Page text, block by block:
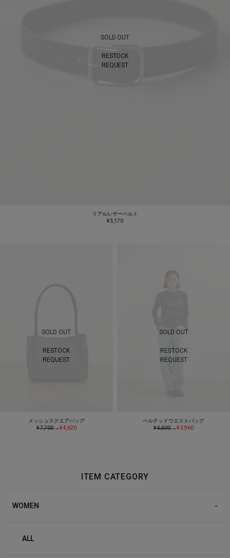
SOLD OUT
RESTOCK
REQUEST
リアルレザーベルト
¥ 5,170
SOLD OUT
RESTOCK
REQUEST
メッシュスクエアバッグ
¥ 7,700→¥ 4,620
SOLD OUT
RESTOCK
REQUEST
ベルテッドウエストバッグ
¥ 6,600→¥ 3,960
ITEM CATEGORY
WOMEN
ALL